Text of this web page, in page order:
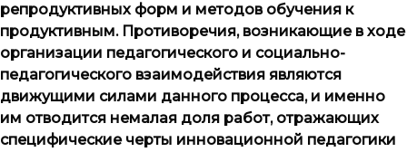
репродуктивных форм и методов обучения к
продуктивным. Противоречия, возникающие в ходе
организации педагогического и социально-
педагоги­ческого взаимодействия являются
движущими силами данного процесса, и именно
им отводится немалая доля работ, отражающих
специфические черты инновационной педагогики